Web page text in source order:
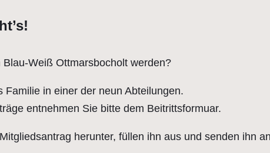
Weiß Ottmarsbocholt werden?
Familie in einer der neun Abteilungen.
entnehmen Sie bitte dem Beitrittsformuar.
herunter, füllen ihn aus und senden ihn